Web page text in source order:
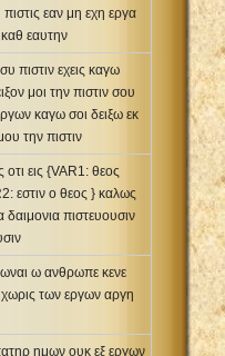
εαν μη εχη εργα
καθ εαυτην
πιστιν εχεις καγω
μοι την πιστιν σου
καγω σοι δειξω εκ
την πιστιν
οτι εις {VAR1: θεος
εστιν ο θεος } καλως
δαιμονια πιστευουσιν
ω ανθρωπε κενε
χωρις των εργων αργη
ημων ουκ εξ εργων